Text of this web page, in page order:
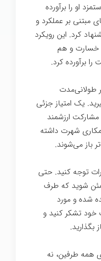
او را برآورده
مبتنی بر عملکرد و
کرد. این رویکرد
خسارت و هم
برآورده کرد.
طولانی‌مدت
یک امتیاز جزئی
ارزشمند
شهرت داشته
باز می‌شوند.
توجه کنید. حتی
شوید که طرف
شده و مورد
خود تشکر کنید و
بگذارید.
همه طرفین، نه